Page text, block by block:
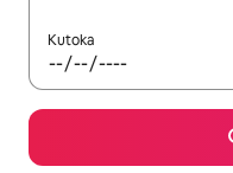
Kutoka